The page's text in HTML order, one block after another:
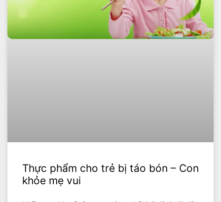
Thực phẩm cho trẻ bị táo bón – Con
khỏe mẹ vui